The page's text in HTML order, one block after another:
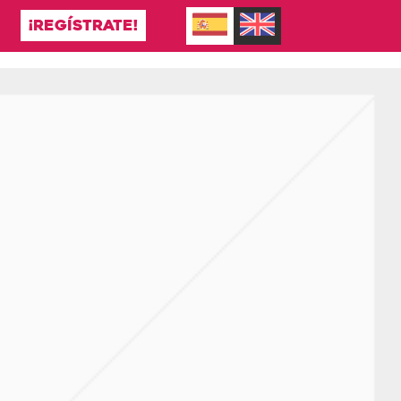
¡REGÍSTRATE!